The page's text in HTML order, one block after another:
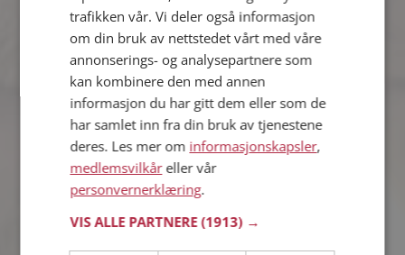
bekreftelse på at dette var noe helt spesielt, - og kjente begge
to forelskelsen bruse i årene.
trafikken vår. Vi deler også informasjon
om din bruk av nettstedet vårt med våre
annonserings- og analysepartnere som
kan kombinere den med annen
informasjon du har gitt dem eller som de
har samlet inn fra din bruk av tjenestene
deres. Les mer om informasjonskapsler,
medlemsvilkåreller vår
personvernerklæring.
VIS ALLE PARTNERE(1913) →